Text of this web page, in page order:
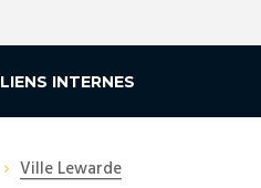
LIENS INTERNES
Ville Lewarde